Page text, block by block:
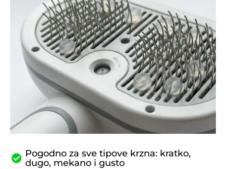
Pogodno za sve tipove krzna: kratko,
dugo, mekano i gusto